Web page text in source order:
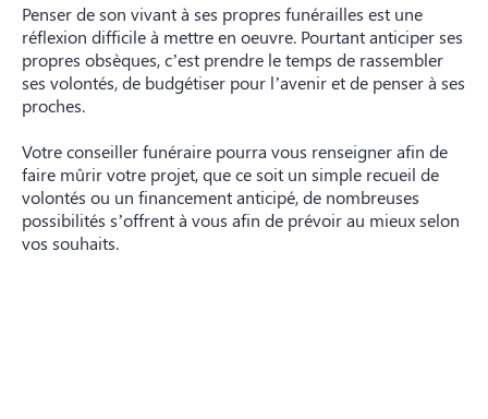
Penser de son vivant à ses propres funérailles est une
réflexion difficile à mettre en oeuvre. Pourtant anticiper ses
propres obsèques, c’est prendre le temps de rassembler
ses volontés, de budgétiser pour l’avenir et de penser à ses
proches.
Votre conseiller funéraire pourra vous renseigner afin de
faire mûrir votre projet, que ce soit un simple recueil de
volontés ou un financement anticipé, de nombreuses
possibilités s’offrent à vous afin de prévoir au mieux selon
vos souhaits.